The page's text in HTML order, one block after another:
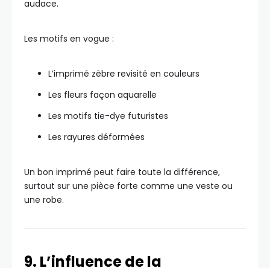
audace.
Les motifs en vogue :
L’imprimé zèbre revisité en couleurs
Les fleurs façon aquarelle
Les motifs tie-dye futuristes
Les rayures déformées
Un bon imprimé peut faire toute la différence,
surtout sur une pièce forte comme une veste ou
une robe.
9. L’influence de la